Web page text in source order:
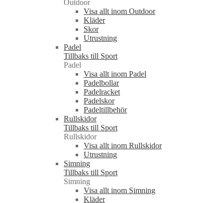
Outdoor
Visa allt inom Outdoor
Kläder
Skor
Utrustning
Padel
Tillbaks till Sport
Padel
Visa allt inom Padel
Padelbollar
Padelracket
Padelskor
Padeltillbehör
Rullskidor
Tillbaks till Sport
Rullskidor
Visa allt inom Rullskidor
Utrustning
Simning
Tillbaks till Sport
Simning
Visa allt inom Simning
Kläder